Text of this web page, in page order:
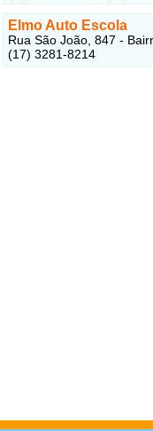
Elmo Auto Escola
Rua São João, 847 -
(17) 3281-8214